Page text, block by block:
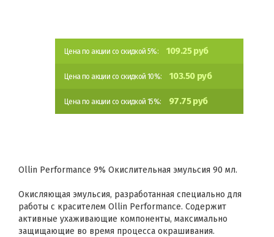
Цена по акции со скидкой 5%: 109.25 руб
Цена по акции со скидкой 10%: 103.50 руб
Цена по акции со скидкой 15%: 97.75 руб
Ollin Performance 9% Окислительная эмульсия 90 мл.
Окисляющая эмульсия, разработанная специально для
работы с красителем Ollin Performance. Содержит
активные ухаживающие компоненты, максимально
защищающие во время процесса окрашивания.